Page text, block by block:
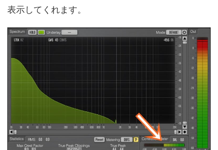
表示してくれます。